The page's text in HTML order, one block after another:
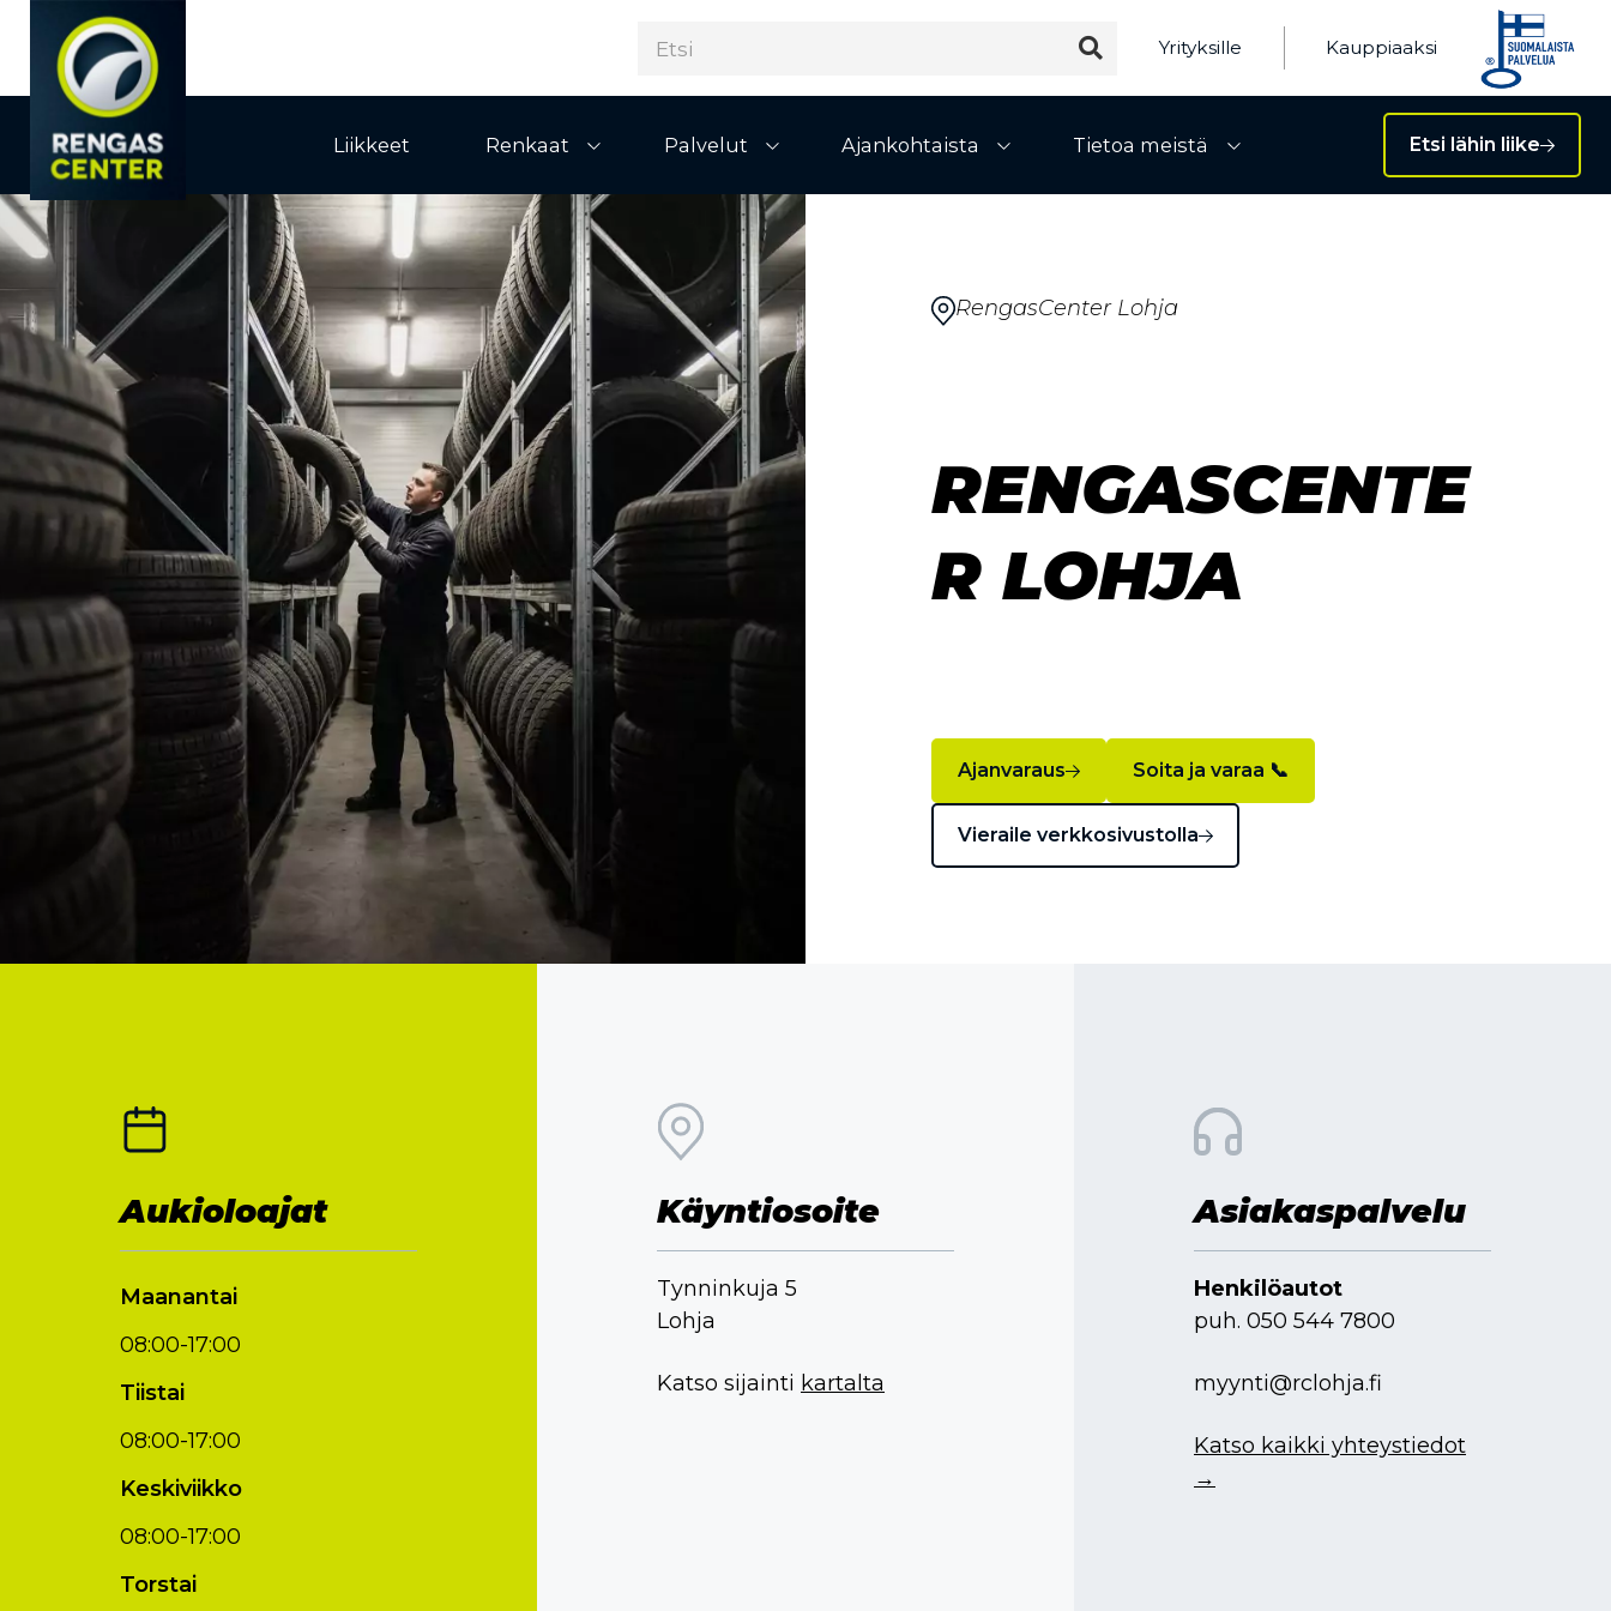
Yrityksille Kauppiaaksi
Liikkeet Renkaat
Avaa alivalikko
Palvelut
Avaa alivalikko
Ajankohtaista
Avaa alivalikko
Tietoa meistä Etsi lähin liike
RengasCenter Lohja
RENGASCENTE
R LOHJA
Ajanvaraus Soita ja varaa 📞
Vieraile verkkosivustolla
Aukioloajat
Maanantai
08:00-17:00
Tiistai
08:00-17:00
Keskiviikko
08:00-17:00
Torstai
Käyntiosoite
Tynninkuja 5
Lohja
Katso sijainti kartalta
Asiakaspalvelu
Henkilöautot
puh. 050 544 7800
myynti@rclohja.fi
Katso kaikki yhteystiedot
→